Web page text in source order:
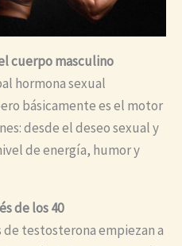
cuerpo masculino
hormona sexual
básicamente es el motor
desde el deseo sexual y
de energía, humor y
de los 40
de testosterona empiezan a